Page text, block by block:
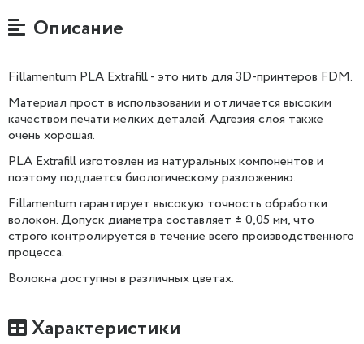
Описание
Fillamentum PLA Extrafill - это нить для 3D-принтеров FDM.
Материал прост в использовании и отличается высоким
качеством печати мелких деталей. Адгезия слоя также
очень хорошая.
PLA Extrafill изготовлен из натуральных компонентов и
поэтому поддается биологическому разложению.
Fillamentum гарантирует высокую точность обработки
волокон. Допуск диаметра составляет ± 0,05 мм, что
строго контролируется в течение всего производственного
процесса.
Волокна доступны в различных цветах.
Характеристики